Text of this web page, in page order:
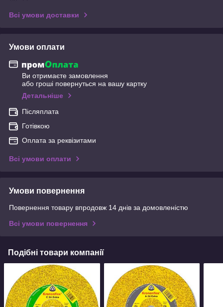
Всі умови доставки
Умови оплати
Ви отримаєте замовлення
або гроші повернуться на вашу картку
Детальніше
Післяплата
Готівкою
Оплата за реквізитами
Всі умови оплати
Умови повернення
Повернення товару впродовж 14 днів за домовленістю
Всі умови повернення
Подібні товари компанії